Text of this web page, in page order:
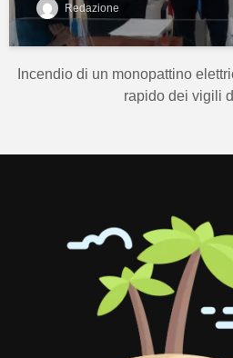
Redazione
Incendio di un monopattino
rapido dei vigili